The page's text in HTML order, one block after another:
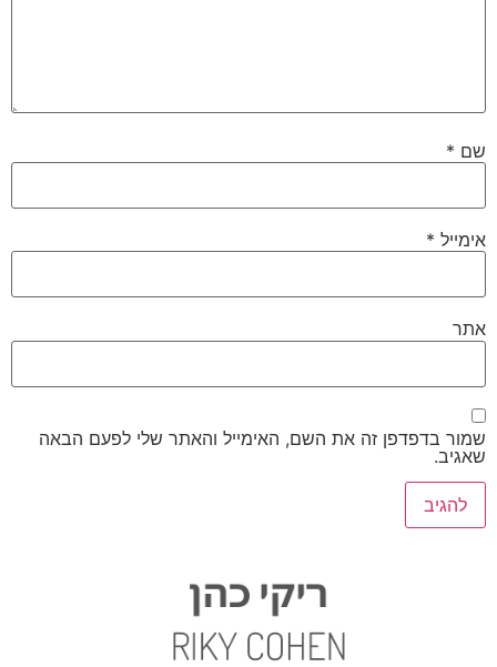
שם *
אימייל *
אתר
שמור בדפדפן זה את השם, האימייל והאתר שלי לפעם הבאה
שאגיב.